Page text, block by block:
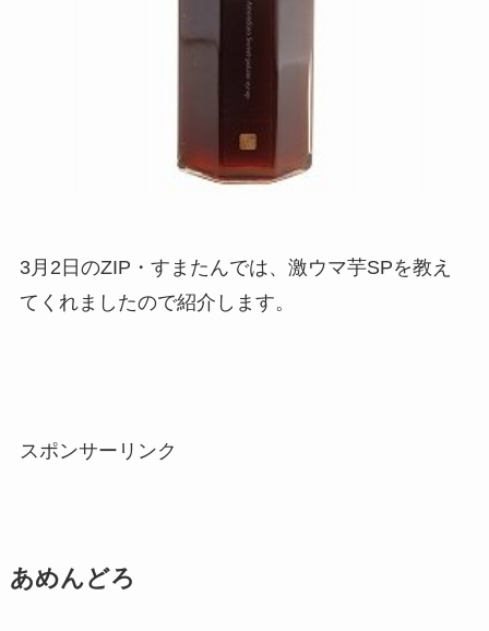
3月2日のZIP・すまたんでは、激ウマ芋SPを教え
てくれましたので紹介します。
スポンサーリンク
あめんどろ